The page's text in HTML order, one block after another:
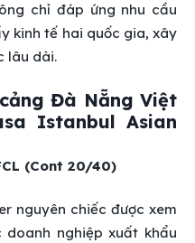
chỉ đáp ứng nhu cầu
kinh tế hai quốc gia, xây
lâu dài.
Đà Nẵng Việt
Istanbul Asian
(Cont 20/40)
nguyên chiếc được xem
nghiệp xuất khẩu